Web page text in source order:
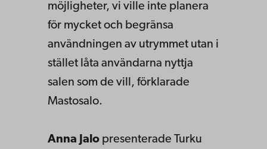
möjligheter, vi ville inte planera
för mycket och begränsa
användningen av utrymmet utan i
stället låta användarna nyttja
salen som de vill, förklarade
Mastosalo.
Anna Jalo presenterade Turku